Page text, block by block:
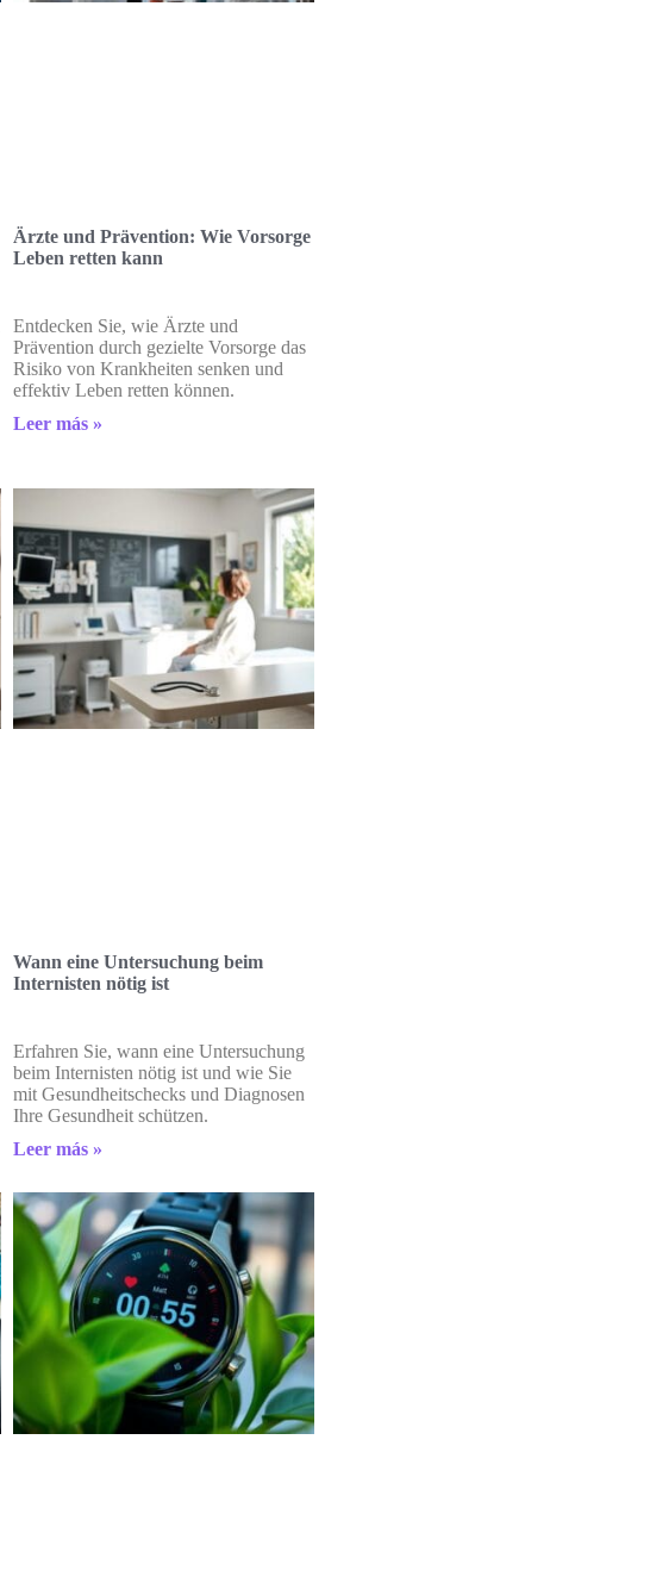
Ärzte und Prävention: Wie Vorsorge
Leben retten kann
Entdecken Sie, wie Ärzte und
Prävention durch gezielte Vorsorge das
Risiko von Krankheiten senken und
effektiv Leben retten können.
Leer más »
Wann eine Untersuchung beim
Internisten nötig ist
Erfahren Sie, wann eine Untersuchung
beim Internisten nötig ist und wie Sie
mit Gesundheitschecks und Diagnosen
Ihre Gesundheit schützen.
Leer más »